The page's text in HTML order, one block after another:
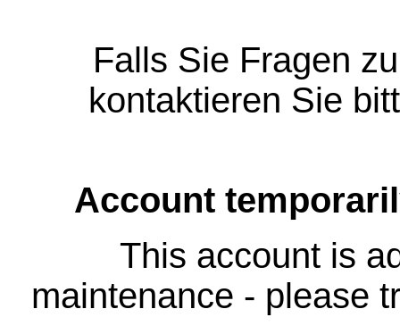
Falls Sie Fragen
kontaktieren Sie
Account
This account is
maintenance - please